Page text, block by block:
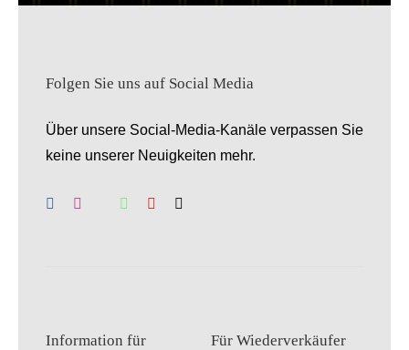
Folgen Sie uns auf Social Media
Über unsere Social-Media-Kanäle verpassen Sie
keine unserer Neuigkeiten mehr.
Information für
Für Wiederverkäufer